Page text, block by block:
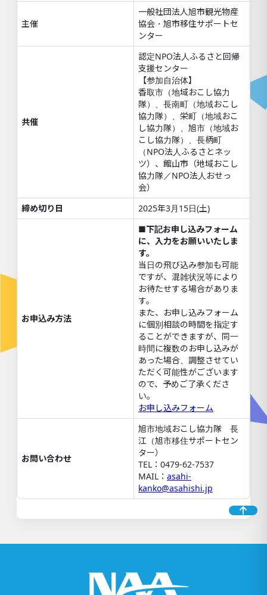
主催
一般社団法人旭市観光物産
協会・旭市移住サポートセ
ンター
共催
認定NPO法人ふるさと回帰
支援センター
【参加自治体】
香取市（地域おこし協力
隊）、長南町（地域おこし
協力隊）、栄町（地域おこ
し協力隊）、旭市（地域お
こし協力隊）、長柄町
（NPO法人ふるさとネッ
ツ）、館山市（地域おこし
協力隊／NPO法人おせっ
会）
締め切り日
2025年3月15日(土)
お申込み方法
■下記お申し込みフォーム
に、入力をお願いいたしま
す。
当日の飛び込み参加も可能
ですが、混雑状況等により
お待たせする場合がありま
す。
また、お申し込みフォーム
に個別相談の時間を指定す
ることができますが、同一
時間に複数のお申し込みが
あった場合、調整させてい
ただく可能性がございます
ので、予めご了承くださ
い。
お申し込みフォーム
お問い合わせ
旭市地域おこし協力隊 長
江（旭市移住サポートセン
ター）
TEL：0479-62-7537
MAIL： asahi-
kanko@asahishi.jp